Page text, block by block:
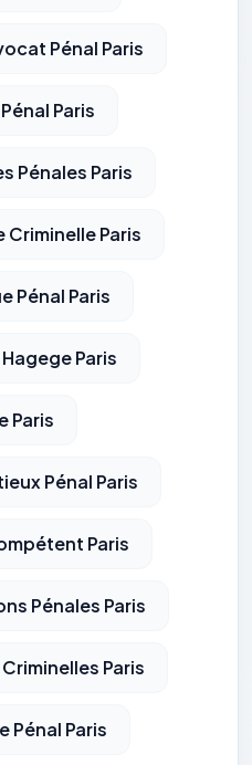
Pénal Paris
Paris
Pénales Paris
Paris
Pénal Paris
Paris
Paris
Pénal Paris
Paris
Pénales Paris
Paris
Pénal Paris